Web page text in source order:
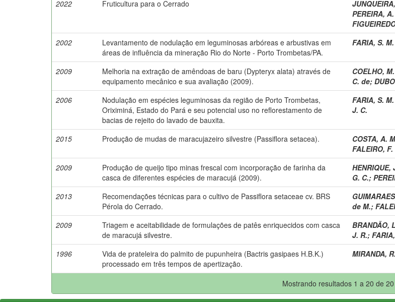
2022
Fruticultura para o Cerrado
PEREIRA, A.
2002
Levantamento de nodulação em leguminosas arbóreas e arbustivas em
áreas de influência da mineração Rio do Norte - Porto Trombetas/PA.
FARIA, S.
2009
Melhoria na extração de amêndoas de baru (Dypteryx alata) através de
equipamento mecânico e sua avaliação (2009).
COELHO,
C. de;
2006
Nodulação em espécies leguminosas da região de Porto Trombetas,
Oriximiná, Estado do Pará e seu potencial uso no reflorestamento de
bacias de rejeito do lavado de bauxita.
FARIA, S.
J. C.
2015 Produção de mudas de maracujazeiro silvestre (Passiflora setacea). COSTA, A.
FALEIRO, F.
2009
Produção de queijo tipo minas frescal com incorporação de farinha da
casca de diferentes espécies de maracujá (2009).
HENRIQUE,
G. C.;
2013
Recomendações técnicas para o cultivo de Passiflora setaceae cv. BRS
Pérola do Cerrado.
de M.;
2009
Triagem e aceitabilidade de formulações de patês enriquecidos com casca
de maracujá silvestre.
BRANDÃO,
J. R.;
1996
Vida de prateleira do palmito de pupunheira (Bactris gasipaes H.B.K.)
processado em três tempos de apertização.
MIRANDA,
Mostrando resultados 1 a 20 de 20